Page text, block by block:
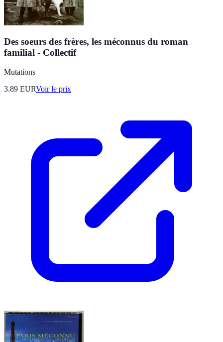
Des soeurs des frères, les méconnus du roman
familial - Collectif
Mutations
3.89 EURVoir le prix